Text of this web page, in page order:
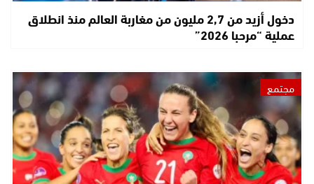
دخول أزيد من 2,7 مليون من مغاربة العالم منذ انطلاق
عملية “مرحبا 2026”
مجتمع